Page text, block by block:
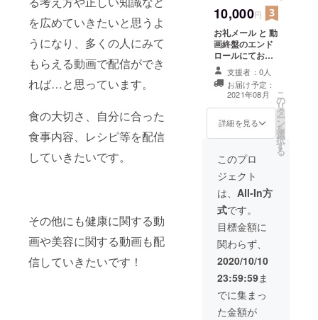
を広めていきたいと思うよ
うになり、多くの人にみて
もらえる動画で配信ができ
れば…と思っています。
食の大切さ、自分に合った
食事内容、レシピ等を配信
していきたいです。
その他にも健康に関する動
画や美容に関する動画も配
信していきたいです！
10,000円
お礼メール と 動
画終盤のエンド
ロールにてお名
前を入れさせて
頂きます 優先的
に目に付きやす
い位置、大きさ
にします (必ず備
考欄にご希望の
支援者：0人
お届け予定：
2021年08月
詳細を見る
こ
の
リ
タ
ー
ン
を
選
択
す
る
このプロ
ジェクト
は、 All-In方
式です。
目標金額に
関わらず、
2020/10/10
23:59:59ま
でに集まっ
た金額が